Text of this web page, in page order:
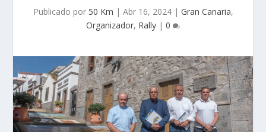
Publicado por 50 Km | Abr 16, 2024| Gran Canaria,
Organizador, Rally | 0